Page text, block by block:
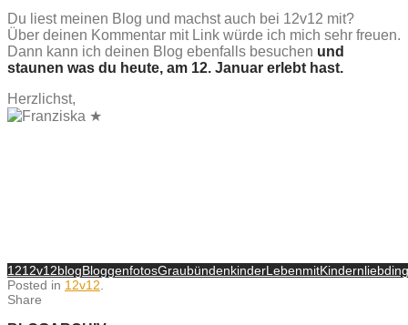
Du liest meinen Blog und machst auch bei 12v12 mit?
Über deinen Kommentar mit Link würde ich mich sehr freuen.
Dann kann ich deinen Blog ebenfalls besuchen und
staunen was du heute, am 12. Januar erlebt hast.
Herzlichst,
1212v12blogBloggenfotosGraubündenkinderLebenmitKindern
Posted in 12v12
Share